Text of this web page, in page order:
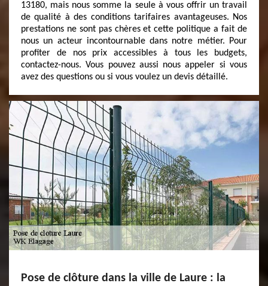
13180, mais nous somme la seule à vous offrir un travail
de qualité à des conditions tarifaires avantageuses. Nos
prestations ne sont pas chères et cette politique a fait de
nous un acteur incontournable dans notre métier. Pour
profiter de nos prix accessibles à tous les budgets,
contactez-nous. Vous pouvez aussi nous appeler si vous
avez des questions ou si vous voulez un devis détaillé.
Pose de clôture dans la ville de Laure : la